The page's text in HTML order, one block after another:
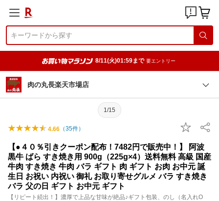
8/11(火)01:59まで 要エントリー
肉の丸長楽天市場店
1/15
4.66 （35件）
【●４０％引きクーポン配布！7482円で販売中！】 阿波
黒牛 ばら すき焼き用 900g（225g×4）送料無料 高級 国産
牛肉 すき焼き 牛肉 バラ ギフト 肉 ギフト お肉 お中元 誕
生日 お祝い 内祝い 御礼 お取り寄せグルメ バラ すき焼き
バラ 父の日 ギフト お中元 ギフト
【リピート続出！】濃厚で上品な甘味が絶品♪ギフト包装、のし（名入れO